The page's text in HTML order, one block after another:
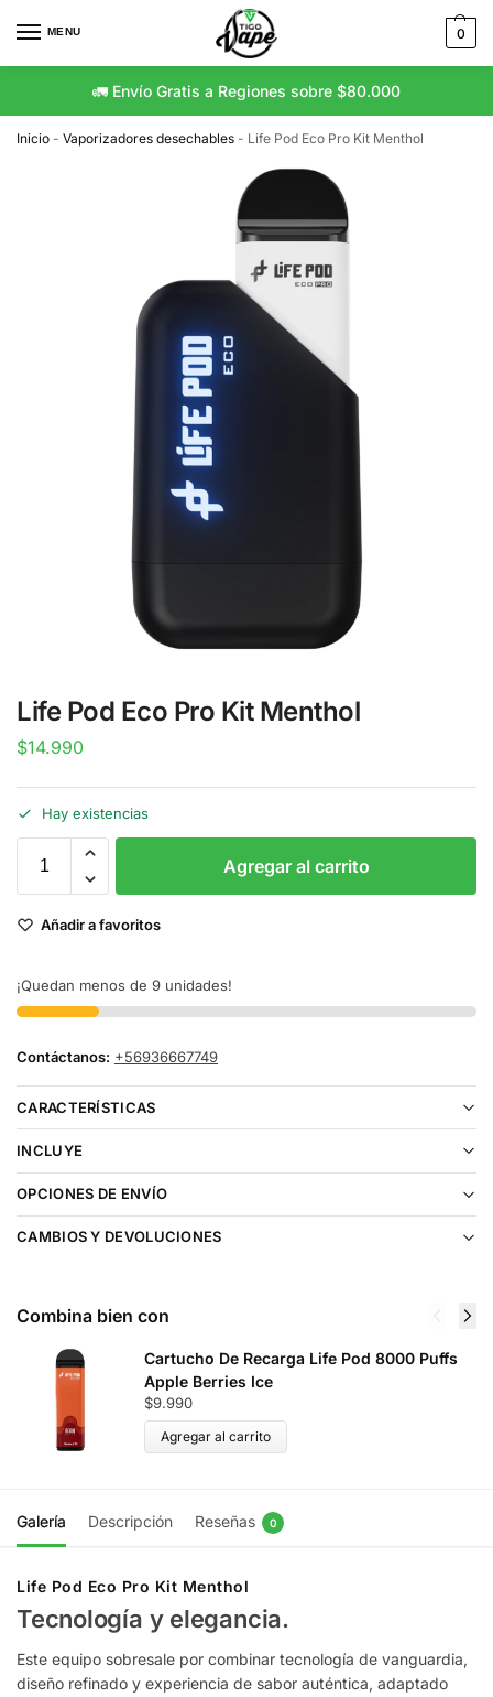
MENU 0
🚛 Envío Gratis a Regiones sobre $80.000
Inicio - Vaporizadores desechables - Life Pod Eco Pro Kit Menthol
Life Pod Eco Pro Kit Menthol
$14.990
Hay existencias
Agregar al carrito
Añadir a favoritos
¡Quedan menos de 9 unidades!
Contáctanos: +56936667749
CARACTERÍSTICAS
INCLUYE
OPCIONES DE ENVÍO
CAMBIOS Y DEVOLUCIONES
Combina bien con
Cartucho De Recarga Life Pod 8000 Puffs
Apple Berries Ice
$9.990
Agregar al carrito
Galería Descripción Reseñas 0
Life Pod Eco Pro Kit Menthol
Tecnología y elegancia.
Este equipo sobresale por combinar tecnología de vanguardia,
diseño refinado y experiencia de sabor auténtica, adaptado